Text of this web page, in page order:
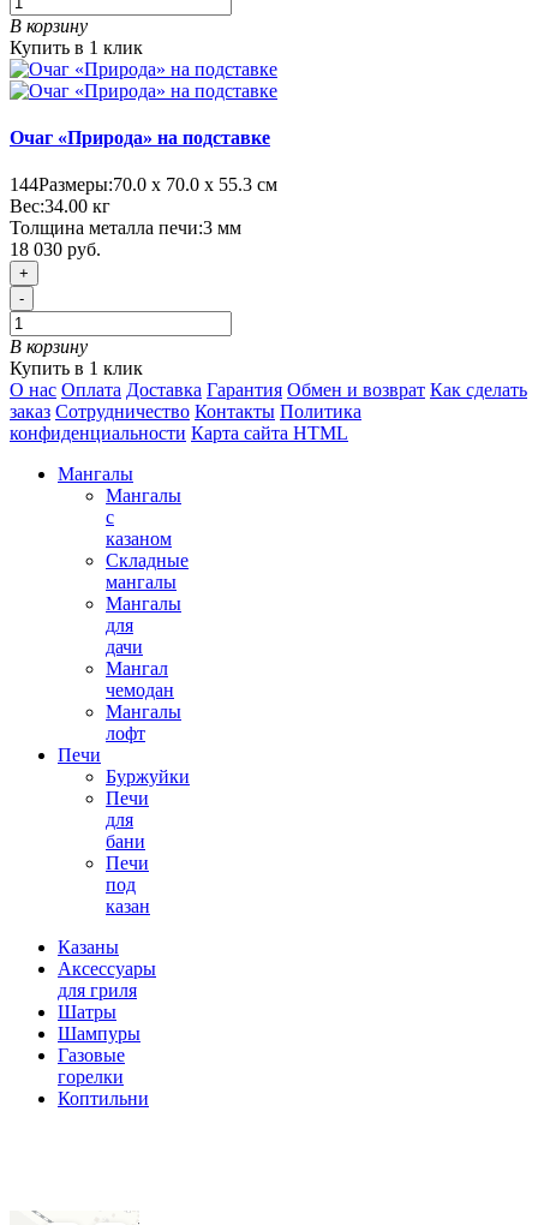
В корзину
Купить в 1 клик
Очаг «Природа» на подставке
144Размеры:70.0 х 70.0 х 55.3 см
Вес:34.00 кг
Толщина металла печи:3 мм
18 030 руб.
+
-
В корзину
Купить в 1 клик
О нас Оплата Доставка Гарантия Обмен и возврат Как сделать
заказ Сотрудничество Контакты Политика
конфиденциальности Карта сайта HTML
Мангалы
Мангалы
с
казаном
Складные
мангалы
Мангалы
для
дачи
Мангал
чемодан
Мангалы
лофт
Печи
Буржуйки
Печи
для
бани
Печи
под
казан
Казаны
Аксессуары
для гриля
Шатры
Шампуры
Газовые
горелки
Коптильни